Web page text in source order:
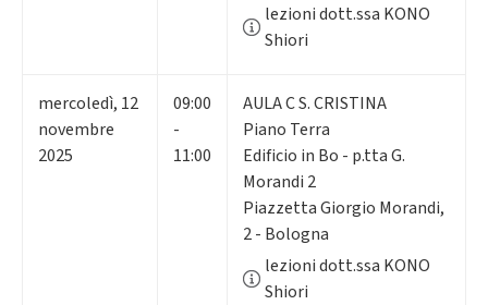
lezioni dott.ssa KONO
Shiori
mercoledì, 12
novembre
2025
09:00
-
11:00
AULA C S. CRISTINA
Piano Terra
Edificio in Bo - p.tta G.
Morandi 2
Piazzetta Giorgio Morandi,
2 - Bologna
lezioni dott.ssa KONO
Shiori